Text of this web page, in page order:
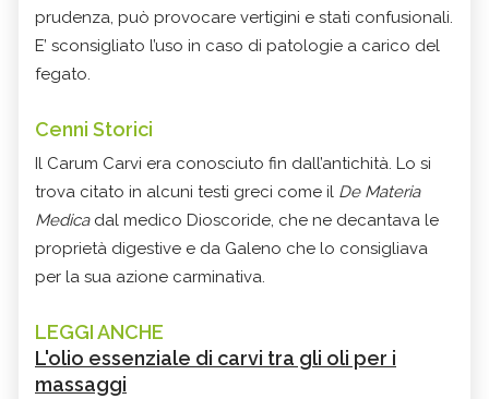
prudenza, può provocare vertigini e stati confusionali.
E’ sconsigliato l’uso in caso di patologie a carico del
fegato.
Cenni Storici
Il Carum Carvi era conosciuto fin dall’antichità. Lo si
trova citato in alcuni testi greci come il De Materia
Medicadal medico Dioscoride, che ne decantava le
proprietà digestive e da Galeno che lo consigliava
per la sua azione carminativa.
LEGGI ANCHE
L'olio essenziale di carvi tra gli oli per i
massaggi